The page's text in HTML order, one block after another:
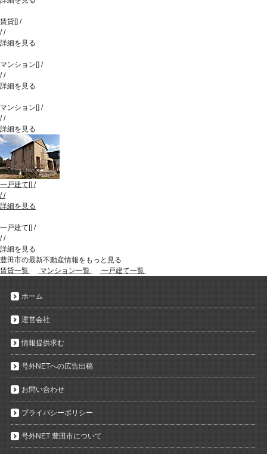
賃貸[] /
//
詳細を見る
マンション[] /
//
詳細を見る
マンション[] /
//
詳細を見る
一戸建て[] /
//
詳細を見る
一戸建て[] /
//
詳細を見る
豊田市の最新不動産情報をもっと見る
賃貸一覧
マンション一覧 一戸建て一覧
ホーム
運営会社
情報提供求む
号外NETへの広告出稿
お問い合わせ
プライバシーポリシー
号外NET 豊田市について